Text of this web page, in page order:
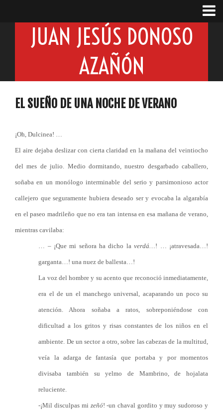
JUAN JESÚS DONOSO
AZAÑÓN
EL SUEÑO DE UNA NOCHE DE VERANO
¡Oh, Dulcinea! …
El aire dejaba deslizar con cierta claridad en la mañana del veintiocho
del mes de julio. Medio dormitando, nuestro desgarbado caballero,
soñaba en un monólogo interminable del serio y parsimonioso actor
callejero que seguramente hubiera deseado ser y evocaba la algarabía
en el paseo madrileño que no era tan intensa en esa mañana de verano,
mientras cavilaba:
… – ¡Que mi señora ha dicho laverdá…! … ¡atravesada…!
garganta…! una nuez de ballesta…!
La voz del hombre y su acento que reconoció inmediatamente,
era el de un el manchego universal, acaparando un poco su
atención. Ahora soñaba a ratos, sobreponiéndose con
dificultad a los gritos y risas constantes de los niños en el
ambiente. De un sector a otro, sobre las cabezas de la multitud,
veía la adarga de fantasía que portaba y por momentos
divisaba también su yelmo de Mambrino, de hojalata
reluciente.
-¡Mil disculpas mi zeñó! -un chaval gordito y muy sudoroso y